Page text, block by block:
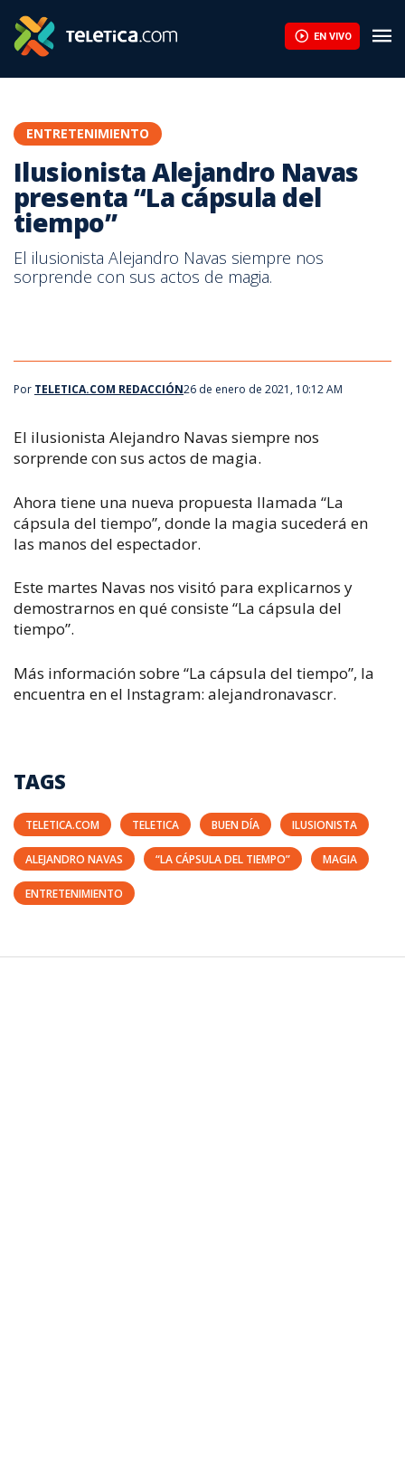
EN VIVO
ENTRETENIMIENTO
Ilusionista Alejandro Navas
presenta “La cápsula del
tiempo”
El ilusionista Alejandro Navas siempre nos
sorprende con sus actos de magia.
Por TELETICA.COM REDACCIÓN26 de enero de 2021, 10:12 AM
El ilusionista Alejandro Navas siempre nos
sorprende con sus actos de magia.
Ahora tiene una nueva propuesta llamada “La
cápsula del tiempo”, donde la magia sucederá en
las manos del espectador.
Este martes Navas nos visitó para explicarnos y
demostrarnos en qué consiste “La cápsula del
tiempo”.
Más información sobre “La cápsula del tiempo”, la
encuentra en el Instagram: alejandronavascr.
TAGS
TELETICA.COM TELETICA BUEN DÍA ILUSIONISTA
ALEJANDRO NAVAS “LA CÁPSULA DEL TIEMPO” MAGIA
ENTRETENIMIENTO